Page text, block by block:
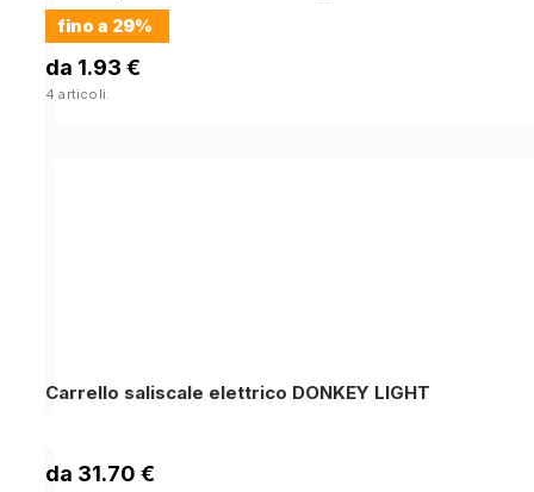
fino a 29%
da 1.93 €
4 articoli.
Carrello saliscale elettrico DONKEY LIGHT
da 31.70 €